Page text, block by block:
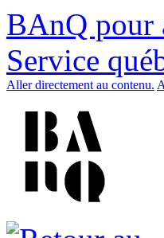
BAnQ pour
Service
Aller directement au contenu.